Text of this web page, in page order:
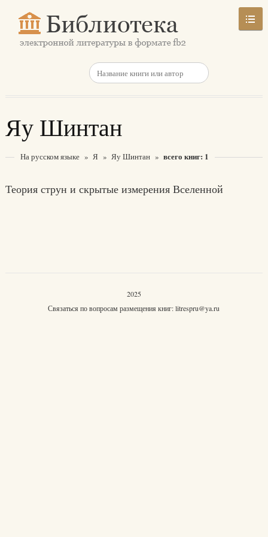
Яу Шинтан
На русском языке » Я » Яу Шинтан » всего книг: 1
Теория струн и скрытые измерения Вселенной
2025
Связаться по вопросам размещения книг:litrespru@ya.ru